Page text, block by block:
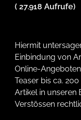
( 27.918 Aufrufe)
Hiermit
Einbindung von
Online-
Teaser bis ca.
Artikel in unseren
Verstössen